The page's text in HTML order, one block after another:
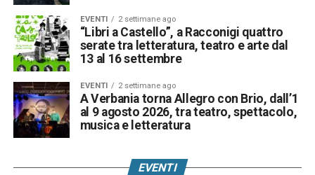
EVENTI 2 settimane ago
“Libri a Castello”, a Racconigi quattro
serate tra letteratura, teatro e arte dal
13 al 16 settembre
EVENTI 2 settimane ago
A Verbania torna Allegro con Brio, dall’1
al 9 agosto 2026, tra teatro, spettacolo,
musica e letteratura
EVENTI